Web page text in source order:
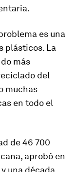
es una
plásticos. La
más
del
muchas
en todo el
de 46 700
aprobó en
una década